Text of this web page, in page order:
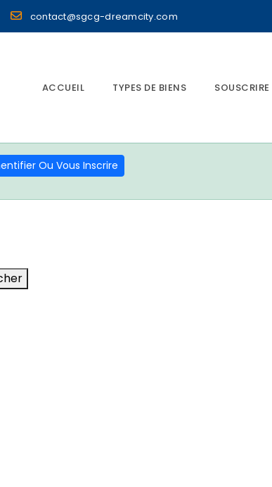
contact@sgcg-dreamcity.com
ACCUEIL TYPES DE BIENS SOUSCRIRE
Ou Vous Inscrire